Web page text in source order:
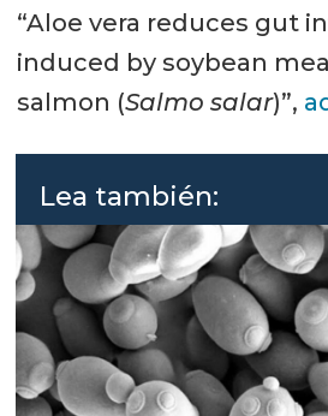
“Aloe vera reduces gut
induced by soybean
salmon (Salmo salar)”,
Lea también: